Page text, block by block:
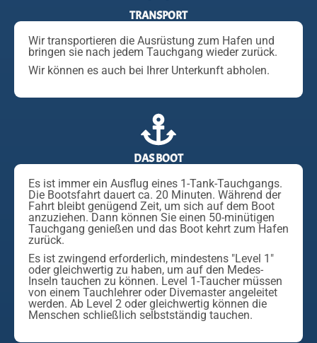
TRANSPORT
Wir transportieren die Ausrüstung zum Hafen und
bringen sie nach jedem Tauchgang wieder zurück.
Wir können es auch bei Ihrer Unterkunft abholen.
DAS BOOT
Es ist immer ein Ausflug eines 1-Tank-Tauchgangs.
Die Bootsfahrt dauert ca. 20 Minuten. Während der
Fahrt bleibt genügend Zeit, um sich auf dem Boot
anzuziehen. Dann können Sie einen 50-minütigen
Tauchgang genießen und das Boot kehrt zum Hafen
zurück.
Es ist zwingend erforderlich, mindestens "Level 1"
oder gleichwertig zu haben, um auf den Medes-
Inseln tauchen zu können. Level 1-Taucher müssen
von einem Tauchlehrer oder Divemaster angeleitet
werden. Ab Level 2 oder gleichwertig können die
Menschen schließlich selbstständig tauchen.